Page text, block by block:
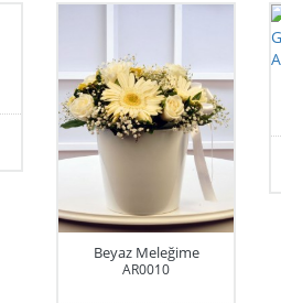
Beyaz Meleğime
AR0010